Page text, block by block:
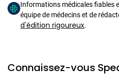
Informations médicales fiables
équipe de médecins et de
d'édition rigoureux.
Connaissez-vous